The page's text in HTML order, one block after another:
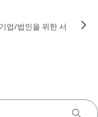
업/법인을 위한 서